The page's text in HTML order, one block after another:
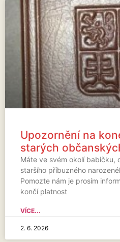
Upozornění na
starých
Máte ve svém okolí babičku,
staršího příbuzného
Pomozte nám je prosím
končí platnost
VÍCE...
2. 6. 2026